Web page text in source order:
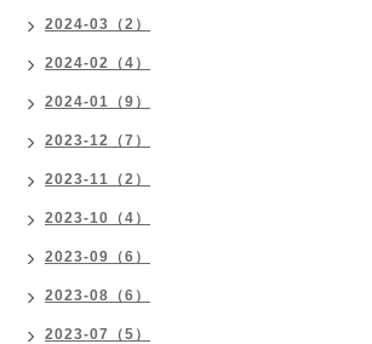
2024-03（2）
2024-02（4）
2024-01（9）
2023-12（7）
2023-11（2）
2023-10（4）
2023-09（6）
2023-08（6）
2023-07（5）